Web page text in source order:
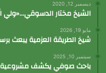
ديسمبر 12, 2020
الشيخ مختار
مايو 19, 2026
شيخ الطريقة العزمية يبعث
سبتمبر 10, 2025
باحث صوفي يكشف مشروعية